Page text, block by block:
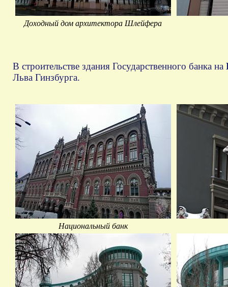
Национальный банк
Доходный дом архитектора Шлейфера
В строительстве здания Государственного банка на
Льва Гинзбурга.